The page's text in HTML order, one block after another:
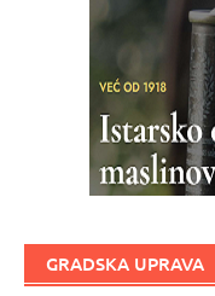
GRADSKA UPRAVA